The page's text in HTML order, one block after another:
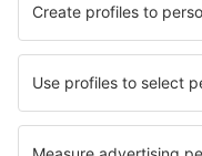
Cazare în Praia Grande
Cazare în Leedfaal